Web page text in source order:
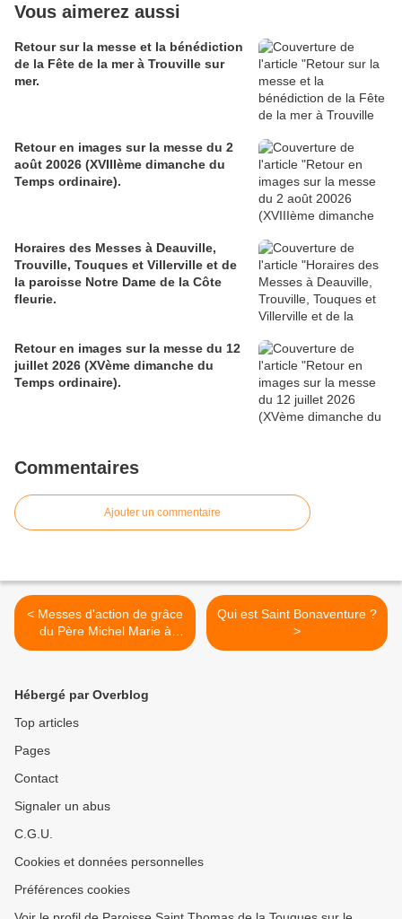
Vous aimerez aussi
Retour sur la messe et la bénédiction
de la Fête de la mer à Trouville sur
mer.
Retour en images sur la messe du 2
août 20026 (XVIIIème dimanche du
Temps ordinaire).
Horaires des Messes à Deauville,
Trouville, Touques et Villerville et de
la paroisse Notre Dame de la Côte
fleurie.
Retour en images sur la messe du 12
juillet 2026 (XVème dimanche du
Temps ordinaire).
Commentaires
Ajouter un commentaire
< Messes d'action de grâce
du Père Michel Marie à
Deauville et Touques.
Qui est Saint Bonaventure ?
>
Hébergé par Overblog
Top articles
Pages
Contact
Signaler un abus
C.G.U.
Cookies et données personnelles
Préférences cookies